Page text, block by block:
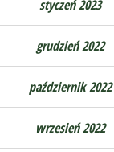
styczeń 2023
grudzień 2022
październik 2022
wrzesień 2022